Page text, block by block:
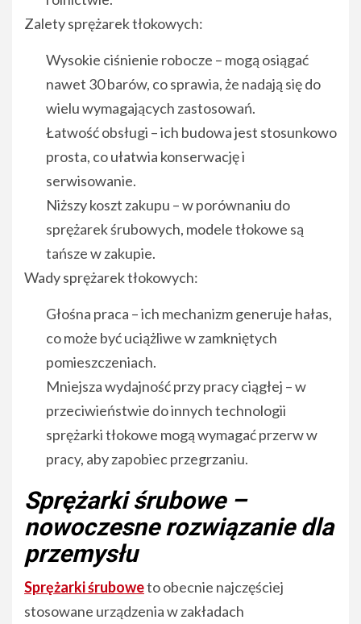
Zalety sprężarek tłokowych:
Wysokie ciśnienie robocze – mogą osiągać
nawet 30 barów, co sprawia, że nadają się do
wielu wymagających zastosowań.
Łatwość obsługi – ich budowa jest stosunkowo
prosta, co ułatwia konserwację i
serwisowanie.
Niższy koszt zakupu – w porównaniu do
sprężarek śrubowych, modele tłokowe są
tańsze w zakupie.
Wady sprężarek tłokowych:
Głośna praca – ich mechanizm generuje hałas,
co może być uciążliwe w zamkniętych
pomieszczeniach.
Mniejsza wydajność przy pracy ciągłej – w
przeciwieństwie do innych technologii
sprężarki tłokowe mogą wymagać przerw w
pracy, aby zapobiec przegrzaniu.
Sprężarki śrubowe –
nowoczesne rozwiązanie dla
przemysłu
Sprężarki śruboweto obecnie najczęściej
stosowane urządzenia w zakładach